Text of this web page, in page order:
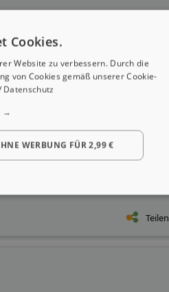
Teilen
Cookies.
Website zu verbessern. Durch die
von Cookies gemäß unserer Cookie-
→
WERBUNG FÜR 2,99 €